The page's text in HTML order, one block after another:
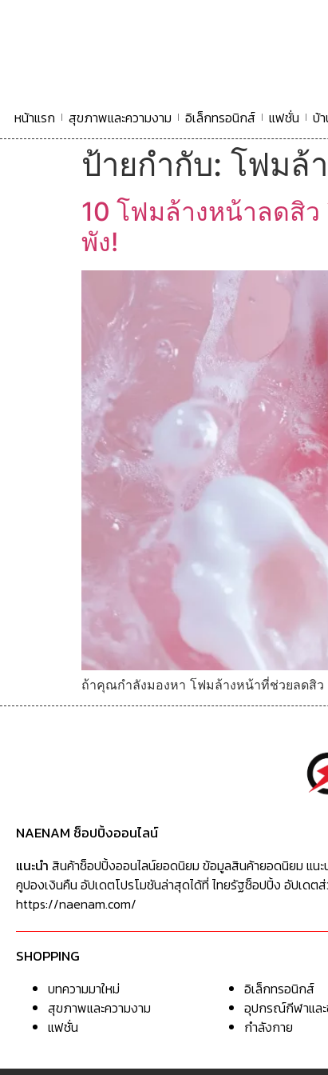
หน้าแรก สุขภาพและความงาม อิเล็กทรอนิกส์ แฟชั่น บ้
ป้ายกำกับ: โฟมล้
10 โฟมล้างหน้าลดสิว
พัง!
ถ้าคุณกำลังมองหา โฟมล้างหน้าที่ช่วยลดสิ
NAENAM ช็อปปิ้งออนไลน์
แนะนำ สินค้าช็อปปิ้งออนไลน์ยอดนิยม ข้อมูลสินค้ายอดนิยม แน
คูปองเงินคืน อัปเดตโปรโมชันล่าสุดได้ที่ ไทยรัฐช็อปปิ้ง อัปเดต
https://naenam.com/
SHOPPING
บทความมาใหม่
สุขภาพและความงาม
แฟชั่น
อิเล็กทรอนิกส์
อุปกรณ์กีฬาแล
กำลังกาย